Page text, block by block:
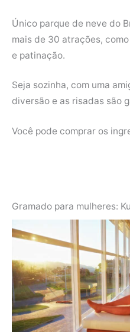
Único parque de neve do
mais de 30 atrações,
e patinação.
Seja sozinha, com uma
diversão e as risadas são
Você pode comprar os
Gramado para mulheres: